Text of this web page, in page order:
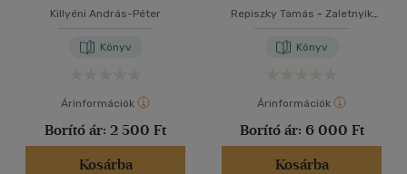
Killyéni András-Péter
Könyv
Árinformációk
Borító ár: 2 500 Ft
Kosárba
Repiszky Tamás - Zaletnyik
Könyv
Árinformációk
Borító ár: 6 000 Ft
Kosárba